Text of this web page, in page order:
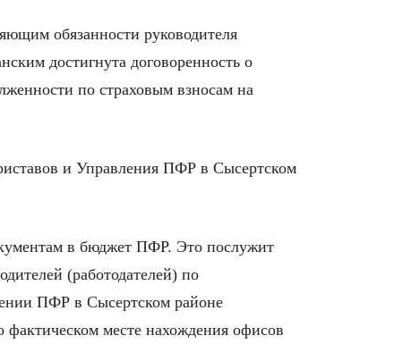
обязанности руководителя
достигнута договоренность о
по страховым взносам на
и Управления ПФР в Сысертском
в бюджет ПФР. Это послужит
(работодателей) по
ПФР в Сысертском районе
месте нахождения офисов